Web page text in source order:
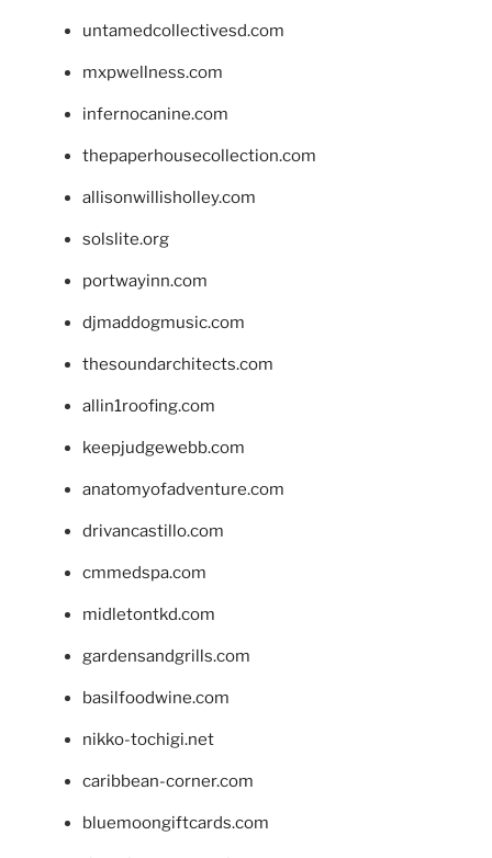
untamedcollectivesd.com
mxpwellness.com
infernocanine.com
thepaperhousecollection.com
allisonwillisholley.com
solslite.org
portwayinn.com
djmaddogmusic.com
thesoundarchitects.com
allin1roofing.com
keepjudgewebb.com
anatomyofadventure.com
drivancastillo.com
cmmedspa.com
midletontkd.com
gardensandgrills.com
basilfoodwine.com
nikko-tochigi.net
caribbean-corner.com
bluemoongiftcards.com